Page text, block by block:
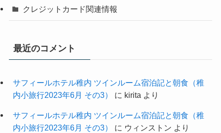
クレジットカード関連情報
最近のコメント
サフィールホテル稚内 ツインルーム宿泊記と朝食（稚
内小旅行2023年6月 その3）
に kirita より
サフィールホテル稚内 ツインルーム宿泊記と朝食（稚
内小旅行2023年6月 その3）
に ウィンストン より